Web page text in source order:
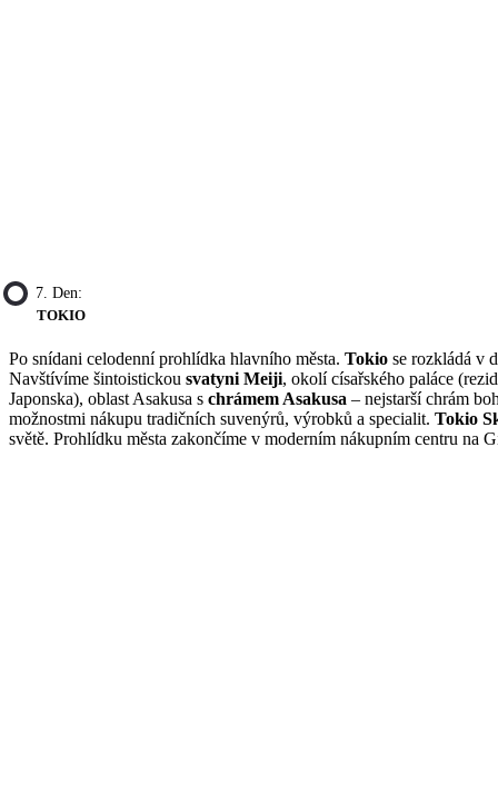
7. Den:
TOKIO
Po snídani celodenní prohlídka hlavního města. Tokio se rozkládá v
Navštívíme šintoistickou svatyni Meiji, okolí císařského paláce
Japonska), oblast Asakusa s chrámem Asakusa – nejstarší chrám
možnostmi nákupu tradičních suvenýrů, výrobků a specialit. Tokio
světě. Prohlídku města zakončíme v moderním nákupním centru na